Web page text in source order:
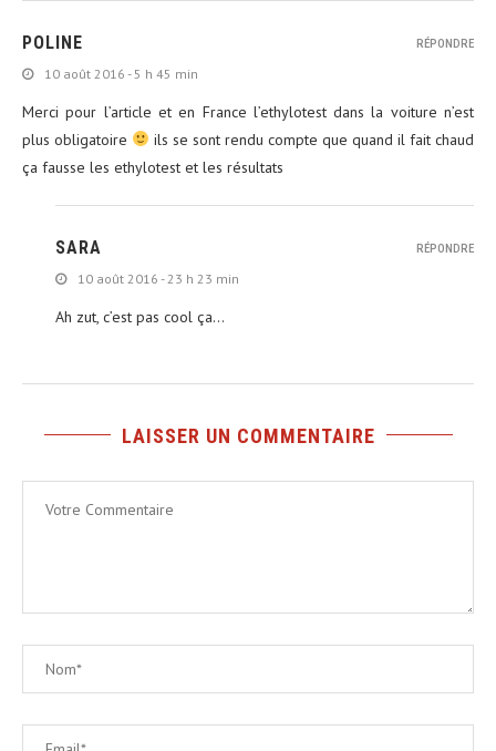
POLINE
10 août 2016 - 5 h 45 min
Merci pour l’article et en France l’ethylotest dans la voiture n’est
plus obligatoire
ils se sont rendu compte que quand il fait chaud
ça fausse les ethylotest et les résultats
RÉPONDRE
SARA
10 août 2016 - 23 h 23 min
Ah zut, c’est pas cool ça…
RÉPONDRE
LAISSER UN COMMENTAIRE